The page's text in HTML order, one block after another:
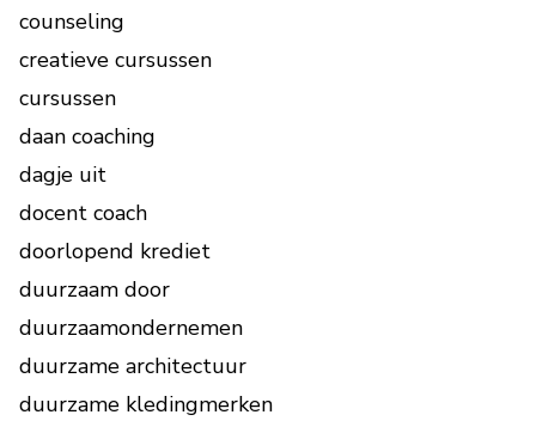
counseling
creatieve cursussen
cursussen
daan coaching
dagje uit
docent coach
doorlopend krediet
duurzaam door
duurzaamondernemen
duurzame architectuur
duurzame kledingmerken